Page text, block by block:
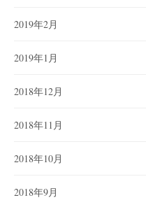
2019年2月
2019年1月
2018年12月
2018年11月
2018年10月
2018年9月